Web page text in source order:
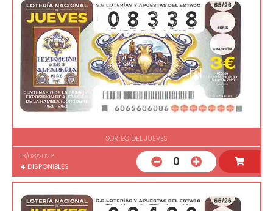
SORTEO DEL JUEVES
13/08/2026
4 DISPONIBLES 0